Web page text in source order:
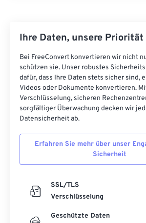
Ihre Daten, unsere Priorität
Bei FreeConvert konvertieren wir nicht
schützen sie. Unser robustes
dafür, dass Ihre Daten stets sicher sind,
Videos oder Dokumente konvertieren.
Verschlüsselung, sicheren
sorgfältiger Überwachung decken wir
Datensicherheit ab.
Erfahren Sie mehr über unser
Sicherheit
SSL/TLS
Verschlüsselung
Geschützte Daten